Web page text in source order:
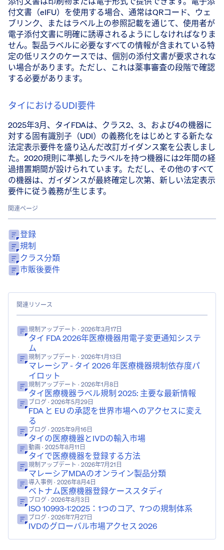
付文書（eIFU）を使用する場合、通常はQRコード、ウェ
ブリンク、またはラベル上の参照記載を通じて、使用者が
電子添付文書に明確に誘導されるようにしなければなりま
せん。製品ラベルに必要なすべての情報が含まれている特
定の低リスクのケースでは、個別の添付文書が要求されな
い場合があります。ただし、これは薬事審査の段階で確認
する必要があります。
タイにおけるUDI要件
2025年3月、タイFDAは、クラス2、3、および4の機器に
対する固有識別子（UDI）の義務化をはじめとする新たな
法定表示要件を盛り込んだ改訂ガイダンス案を公表しまし
た。2020規則に準拠したラベルを持つ機器には2年間の経
過措置期間が設けられています。ただし、その他のすべて
の機器は、ガイダンスが最終確定し次第、新しい法定表示
要件に従う義務が生じます。
関連ページ
登録
規制
クラス分類
市販後要件
関連リソース
規制アップデート · 2026年3月17日
タイ FDA 2026年医療機器用電子変更通知システ
ム
規制アップデート · 2026年1月13日
マレーシア - タイ 2026 年医療機器規制依存度パ
イロット
規制アップデート · 2026年1月8日
タイ医療機器ラベル規制 2025: 主要な最新情報
ブログ · 2026年5月29日
FDA と EU の承認を世界市場へのアクセスに変え
る
ブログ · 2025年9月16日
タイの医療機器とIVDの輸入市場
動画 · 2025年8月11日
タイで医療機器を登録する方法
規制アップデート · 2026年7月21日
マレーシアMDAのオンライン製品分類
導入事例 · 2026年8月4日
ベトナム医療機器登録ケーススタディ
ブログ · 2026年8月3日
ISO 10993-1:2025：1つのコア、7つの規制体系
ブログ · 2026年7月27日
IVDのグローバル市場アクセス 2026